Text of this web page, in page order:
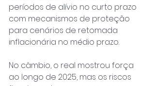
períodos de alívio no curto prazo
com mecanismos de proteção
para cenários de retomada
inflacionária no médio prazo.
No câmbio, o real mostrou força
ao longo de 2025, mas os riscos